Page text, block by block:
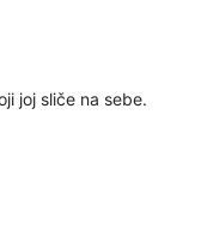
joj sliče na sebe.